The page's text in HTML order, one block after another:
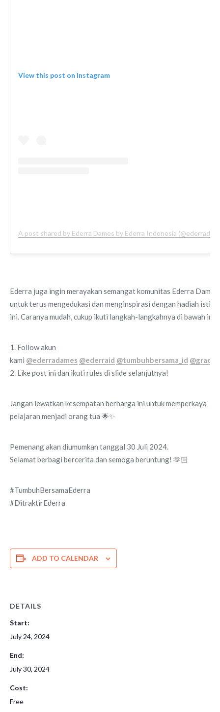
View this post on Instagram
A post shared by Ederra Dames by Ederra Indonesia
Ederra juga ingin merayakan semangat komunitas Ederra Dames
untuk terus mengedukasi dan menginspirasi dengan hadiah
ini. Caranya mudah, cukup ikuti langkah-langkahnya di bawah ini:
1. Follow akun
kami @ederradames @ederraid @tumbuhbersama_id
2. Like post ini dan ikuti rules di slide selanjutnya!
Jangan lewatkan kesempatan berharga ini untuk memperkaya
pelajaran menjadi orang tua 🌟✨
Pemenang akan diumumkan tanggal 30 Juli 2024.
Selamat berbagi bercerita dan semoga beruntung! 🫶🏻
#TumbuhBersamaEderra
#DitraktirEderra
ADD TO CALENDAR
DETAILS
Start:
July 24, 2024
End:
July 30, 2024
Cost:
Free